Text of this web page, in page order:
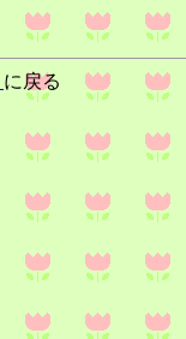
に戻る